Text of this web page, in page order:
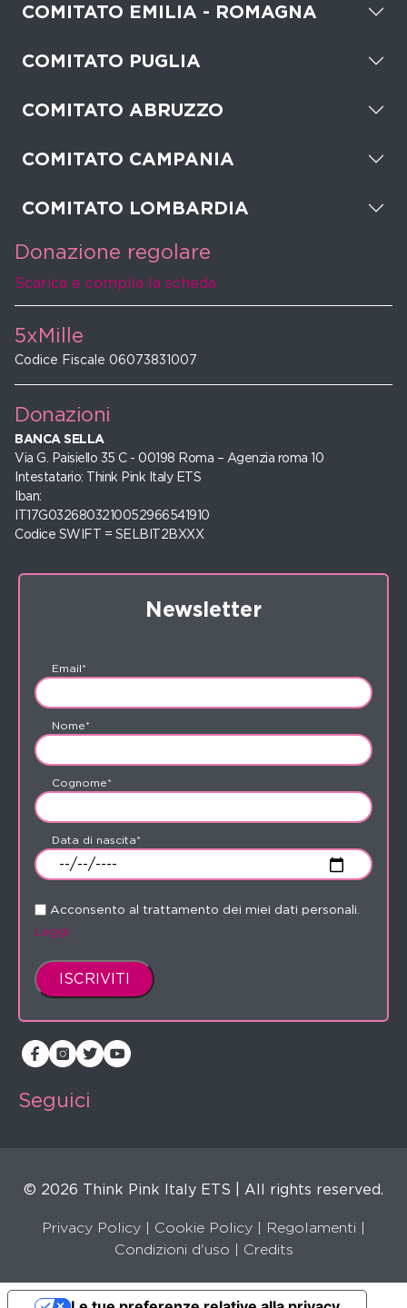
COMITATO EMILIA - ROMAGNA
COMITATO PUGLIA
COMITATO ABRUZZO
COMITATO CAMPANIA
COMITATO LOMBARDIA
Donazione regolare
Scarica e compila la scheda
5xMille
Codice Fiscale 06073831007
Donazioni
BANCA SELLA
Via G. Paisiello 35 C - 00198 Roma – Agenzia roma 10
Intestatario: Think Pink Italy ETS
Iban:
IT17G0326803210052966541910
Codice SWIFT = SELBIT2BXXX
Newsletter
Email*
Nome*
Cognome*
Data di nascita*
Acconsento al trattamento dei miei dati personali.
Leggi
Seguici
© 2026 Think Pink Italy ETS | All rights reserved.
Privacy Policy Cookie Policy Regolamenti
Condizioni d'uso |
Credits